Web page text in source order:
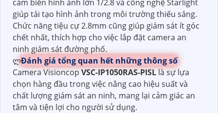
cảm biến hình ảnh lớn 1/2.8 và công nghệ Starlight
giúp tái tạo hình ảnh trong môi trường thiếu sáng.
Chức năng tiệu cự 2.8mm cũng giúp giám sát ít góc
chết nhất, thích hợp cho việc lắp đặt camera an
ninh giám sát đường phố.
ლĐánh giá tổng quan hết những thông số
Camera VisioncopVSC-IP1050RAS-PISLlà sự lựa
chọn hàng đầu trong việc nâng cao hiệu suất và
chất lượng giám sát an ninh, mang lại cảm giác an
tâm và tiện lợi cho người sử dụng.